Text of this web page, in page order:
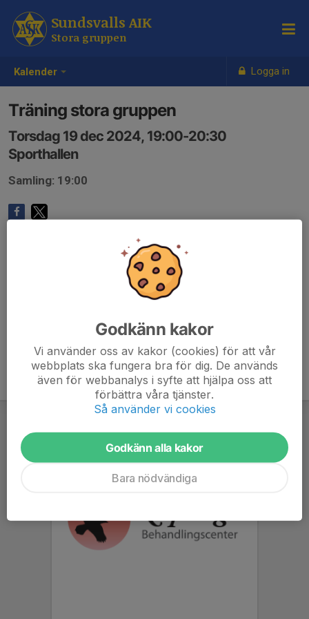
Kalender Logga in
Sundsvalls AIK
Stora gruppen
Träning stora gruppen
Torsdag 19 dec 2024, 19:00-20:30
Sporthallen
Samling: 19:00
Godkänn kakor
Vi använder oss av kakor (cookies) för att vår
webbplats ska fungera bra för dig. De används
även för webbanalys i syfte att hjälpa oss att
förbättra våra tjänster.
Så använder vi cookies
Godkänn alla kakor
Bara nödvändiga